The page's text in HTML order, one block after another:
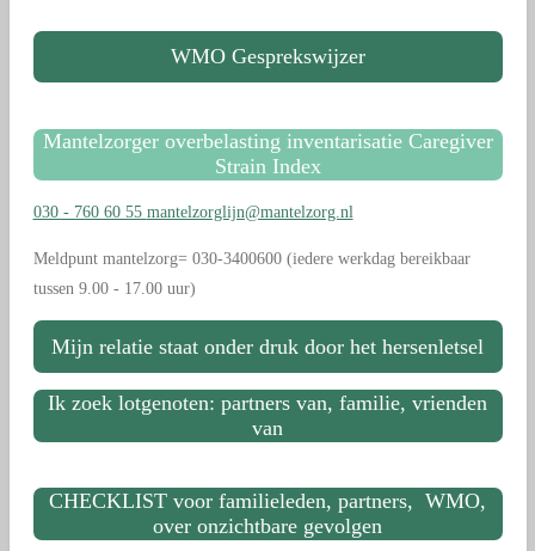
WMO Gesprekswijzer
Mantelzorger overbelasting inventarisatie Caregiver
Strain Index
030 - 760 60 55 mantelzorglijn@mantelzorg.nl
Meldpunt mantelzorg= 030-3400600 (iedere werkdag bereikbaar
tussen 9.00 - 17.00 uur)
Mijn relatie staat onder druk door het hersenletsel
Ik zoek lotgenoten: partners van, familie, vrienden
van
CHECKLIST voor familieleden, partners, WMO,
over onzichtbare gevolgen